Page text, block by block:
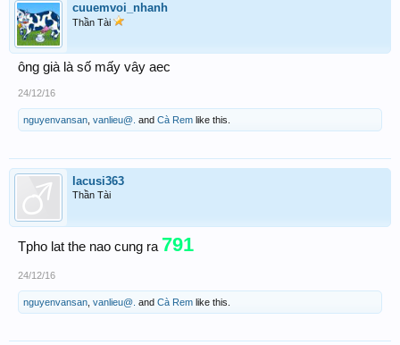
cuuemvoi_nhanh
Thần Tài
ông già là số mấy vây aec
24/12/16
nguyenvansan vanlieu@. and Cà Rem like this.
lacusi363
Thần Tài
Tpho lat the nao cung ra 791
24/12/16
nguyenvansan vanlieu@. and Cà Rem like this.